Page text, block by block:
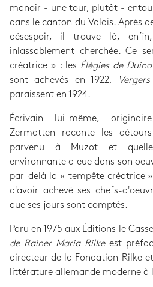
manoir - une tour, plutôt -
dans le canton du Valais. Après
désespoir, il trouve là,
inlassablement cherchée. Ce
créatrice » : les Élégies de Duino
sont achevés en 1922,
Vergers
paraissent en 1924.
Écrivain lui-même,
Zermatten raconte les
parvenu à Muzot et
environnante a eue dans son
par-delà la « tempête créatrice
d'avoir achevé ses chefs-
que ses jours sont comptés.
Paru en 1975 aux Éditions le
de Rainer Maria Rilkeest
directeur de la Fondation Rilke
littérature allemande moderne à